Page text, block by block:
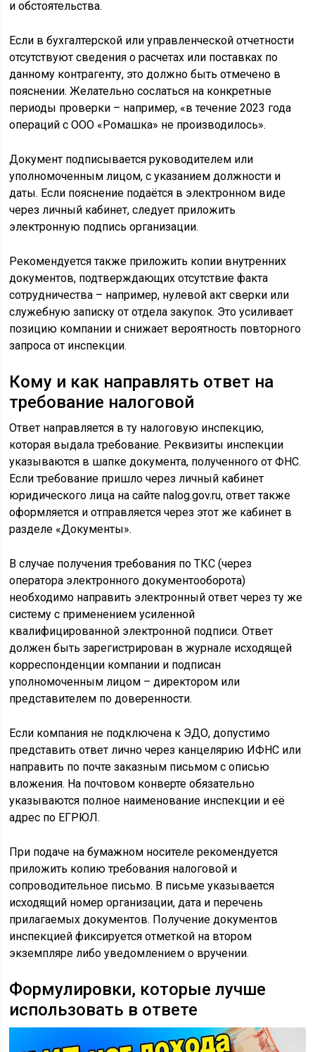
и обстоятельства.
Если в бухгалтерской или управленческой отчетности
отсутствуют сведения о расчетах или поставках по
данному контрагенту, это должно быть отмечено в
пояснении. Желательно сослаться на конкретные
периоды проверки – например, «в течение 2023 года
операций с ООО «Ромашка» не производилось».
Документ подписывается руководителем или
уполномоченным лицом, с указанием должности и
даты. Если пояснение подаётся в электронном виде
через личный кабинет, следует приложить
электронную подпись организации.
Рекомендуется также приложить копии внутренних
документов, подтверждающих отсутствие факта
сотрудничества – например, нулевой акт сверки или
служебную записку от отдела закупок. Это усиливает
позицию компании и снижает вероятность повторного
запроса от инспекции.
Кому и как направлять ответ на
требование налоговой
Ответ направляется в ту налоговую инспекцию,
которая выдала требование. Реквизиты инспекции
указываются в шапке документа, полученного от ФНС.
Если требование пришло через личный кабинет
юридического лица на сайте nalog.gov.ru, ответ также
оформляется и отправляется через этот же кабинет в
разделе «Документы».
В случае получения требования по ТКС (через
оператора электронного документооборота)
необходимо направить электронный ответ через ту же
систему с применением усиленной
квалифицированной электронной подписи. Ответ
должен быть зарегистрирован в журнале исходящей
корреспонденции компании и подписан
уполномоченным лицом – директором или
представителем по доверенности.
Если компания не подключена к ЭДО, допустимо
представить ответ лично через канцелярию ИФНС или
направить по почте заказным письмом с описью
вложения. На почтовом конверте обязательно
указываются полное наименование инспекции и её
адрес по ЕГРЮЛ.
При подаче на бумажном носителе рекомендуется
приложить копию требования налоговой и
сопроводительное письмо. В письме указывается
исходящий номер организации, дата и перечень
прилагаемых документов. Получение документов
инспекцией фиксируется отметкой на втором
экземпляре либо уведомлением о вручении.
Формулировки, которые лучше
использовать в ответе